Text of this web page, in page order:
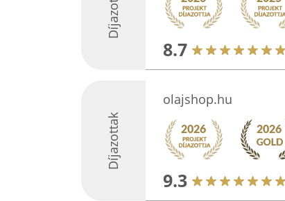
8.7
Díjazottak
olajshop.hu
9.3